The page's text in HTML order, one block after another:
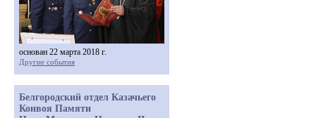
основан 22 марта 2018 г.
Другие события
Белгородский отдел Казачьего
Конвоя Памяти